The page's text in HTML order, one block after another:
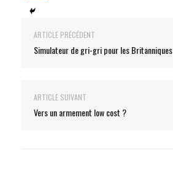
ARTICLE PRÉCÉDENT
Simulateur de gri-gri pour les Britanniques
ARTICLE SUIVANT
Vers un armement low cost ?